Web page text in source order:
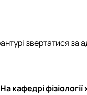
звертатися
На кафедрі